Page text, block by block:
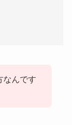
なんです